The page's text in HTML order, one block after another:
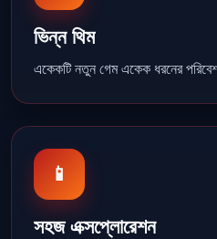
ভিন্ন থিম
একেকটি নতুন গেম একেক ধরনের
📱
সহজ এক্সপ্লোরেশন